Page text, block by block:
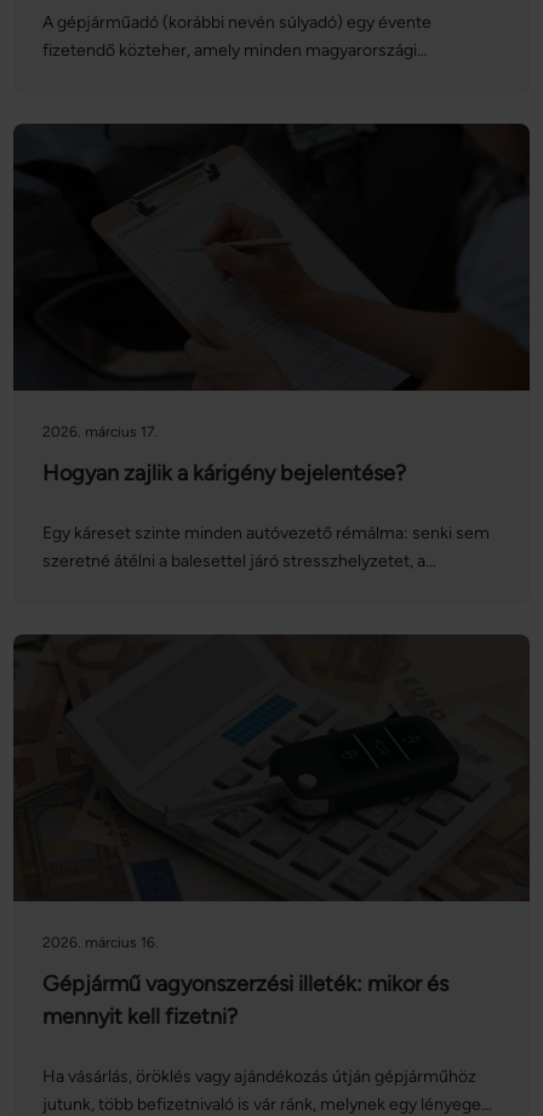
A gépjárműadó (korábbi nevén súlyadó) egy évente
fizetendő közteher, amely minden magyarországi
mennyit kell fizetnie, milyen kedvezmények és
mentességek vehetők igénybe, valamint azt is, mire kell
figyelni gépjármű adásvétele esetén.
2026. március 17.
Hogyan zajlik a kárigény bejelentése?
Egy káreset szinte minden autóvezető rémálma: senki sem
szeretné átélni a balesettel járó stresszhelyzetet, a
lehetőségeket is!
2026. március 16.
Gépjármű vagyonszerzési illeték: mikor és
mennyit kell fizetni?
Ha vásárlás, öröklés vagy ajándékozás útján gépjárműhöz
jutunk, több befizetnivaló is vár ránk, melynek egy lényeges